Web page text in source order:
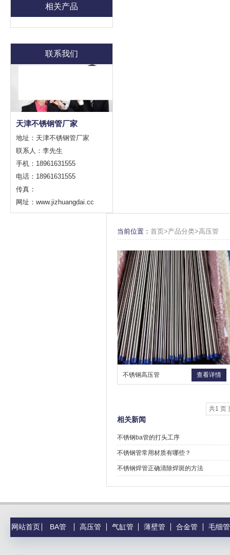
相关产品
联系我们
天津不锈钢管厂家
地址：天津不锈钢管厂家
联系人：李先生
手机：18961631555
电话：18961631555
传真：
网址：www.jizhuangdai.cc
当前位置：首页>产品分类>高压管
不锈钢高压管 查看详情
共1 页
相关新闻
不锈钢ba管的打头工序
不锈钢管常用材质有哪些？
不锈钢焊管正确清除焊斑的方法
网站首页 BA管 高压管 气缸管 薄壁管 合金管 毛细管